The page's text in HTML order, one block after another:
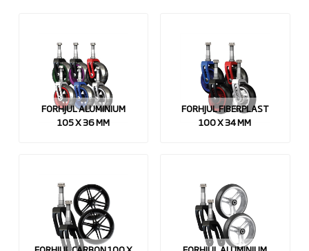
FORHJUL ALUMINIUM
105 X 36 MM
FORHJUL FIBERPLAST
100 X 34 MM